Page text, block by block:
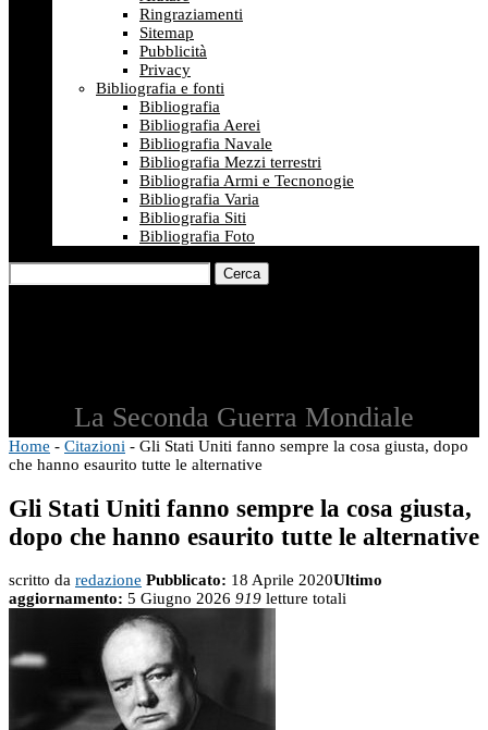
Ringraziamenti
Sitemap
Pubblicità
Privacy
Bibliografia e fonti
Bibliografia
Bibliografia Aerei
Bibliografia Navale
Bibliografia Mezzi terrestri
Bibliografia Armi e Tecnonogie
Bibliografia Varia
Bibliografia Siti
Bibliografia Foto
Cerca
La Seconda Guerra Mondiale
Home - Citazioni - Gli Stati Uniti fanno sempre la cosa giusta, dopo
che hanno esaurito tutte le alternative
Gli Stati Uniti fanno sempre la cosa giusta,
dopo che hanno esaurito tutte le alternative
scritto da redazione Pubblicato: 18 Aprile 2020Ultimo
aggiornamento: 5 Giugno 2026 919 letture totali